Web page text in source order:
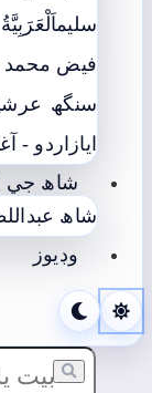
سليم
فيض محمد
سنگھ عرش
اياز اردو -
شاھ جي
شاھ
وڊيوز